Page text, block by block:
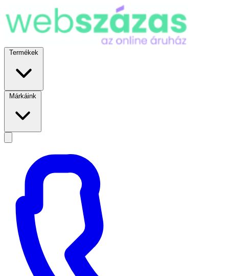
Termékek
Márkáink